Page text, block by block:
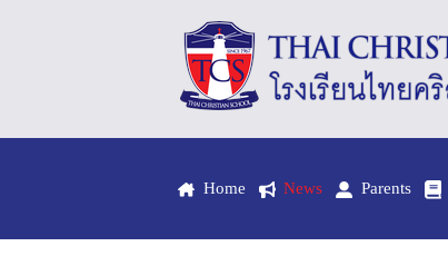
Home News Parents